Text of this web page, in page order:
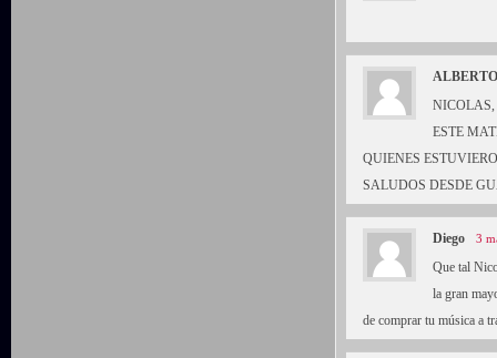
ALBERTO
NICOLAS,
ESTE
QUIENES
SALUDOS DESDE
Diego 3
Que tal
la gran
de comprar tu música a